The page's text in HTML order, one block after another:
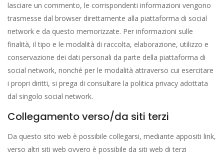
lasciare un commento, le corrispondenti informazioni vengono
trasmesse dal browser direttamente alla piattaforma di social
network e da questo memorizzate. Per informazioni sulle
finalità, il tipo e le modalità di raccolta, elaborazione, utilizzo e
conservazione dei dati personali da parte della piattaforma di
social network, nonché per le modalità attraverso cui esercitare
i propri diritti, si prega di consultare la politica privacy adottata
dal singolo social network.
Collegamento verso/da siti terzi
Da questo sito web è possibile collegarsi, mediante appositi link,
verso altri siti web ovvero è possibile da siti web di terzi